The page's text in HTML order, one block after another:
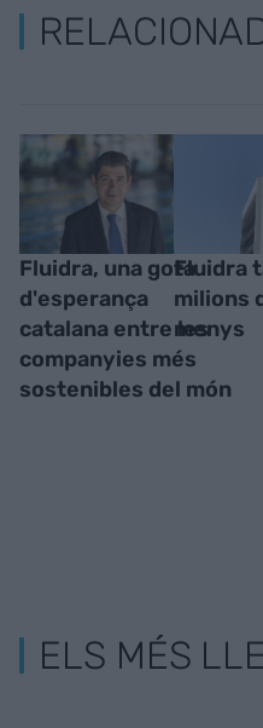
Fluidra, una gota
d'esperança
catalana entre les
companyies més
sostenibles del món
Fluidra
milions
menys
ELS MÉS